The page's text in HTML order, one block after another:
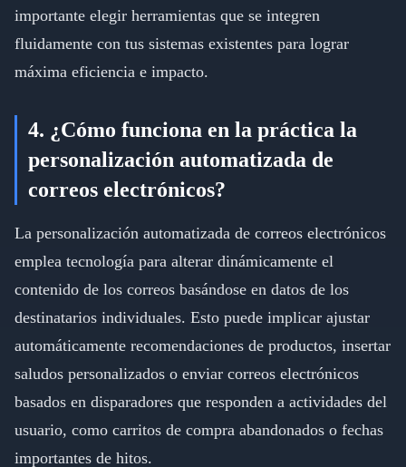
importante elegir herramientas que se integren
fluidamente con tus sistemas existentes para lograr
máxima eficiencia e impacto.
4. ¿Cómo funciona en la práctica la
personalización automatizada de
correos electrónicos?
La personalización automatizada de correos electrónicos
emplea tecnología para alterar dinámicamente el
contenido de los correos basándose en datos de los
destinatarios individuales. Esto puede implicar ajustar
automáticamente recomendaciones de productos, insertar
saludos personalizados o enviar correos electrónicos
basados en disparadores que responden a actividades del
usuario, como carritos de compra abandonados o fechas
importantes de hitos.